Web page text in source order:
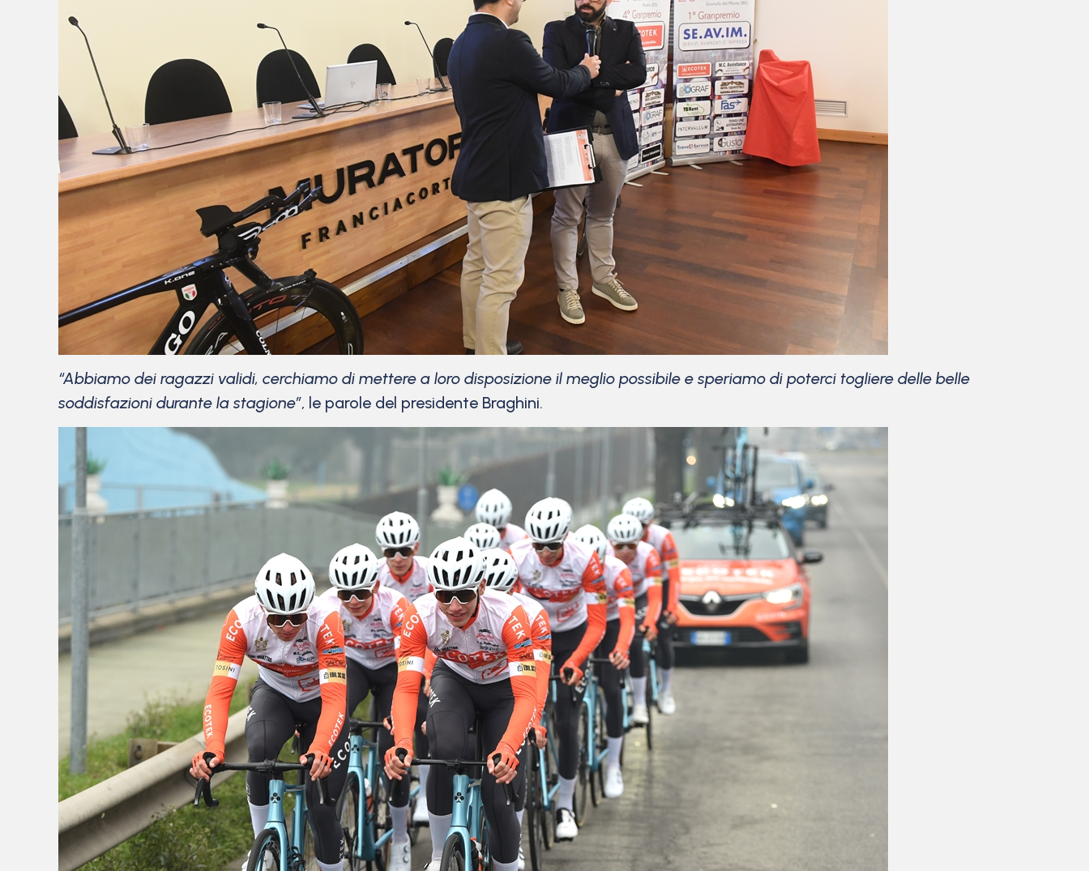
“Abbiamo dei ragazzi validi, cerchiamo di mettere a loro disposizione il meglio possibile e speriamo di poterci togliere delle belle
soddisfazioni durante la stagione”, le parole del presidente Braghini.